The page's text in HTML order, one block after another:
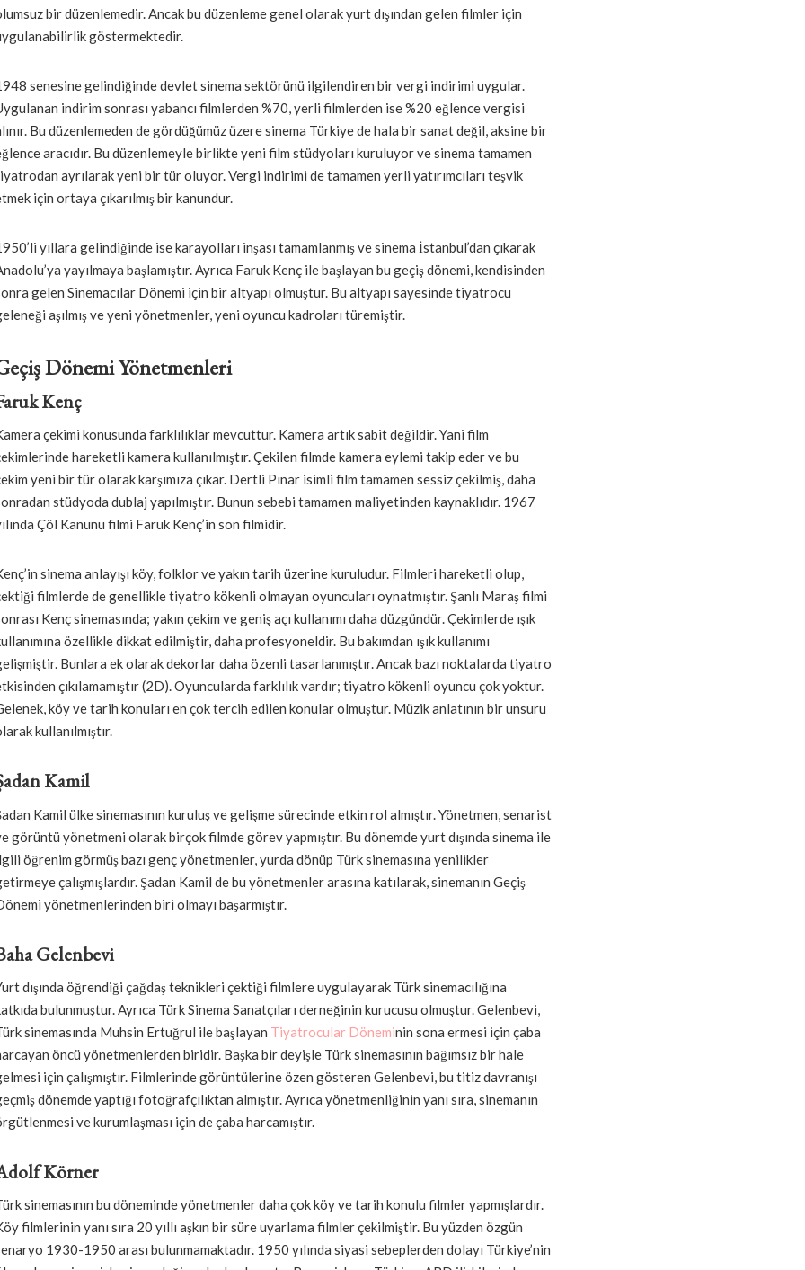
bir düzenlemedir. Ancak bu düzenleme genel olarak yurt dışından gelen filmler için
göstermektedir.
senesine gelindiğinde devlet sinema sektörünü ilgilendiren bir vergi indirimi uygular.
indirim sonrası yabancı filmlerden %70, yerli filmlerden ise %20 eğlence vergisi
Bu düzenlemeden de gördüğümüz üzere sinema Türkiye de hala bir sanat değil, aksine bir
aracıdır. Bu düzenlemeyle birlikte yeni film stüdyoları kuruluyor ve sinema tamamen
ayrılarak yeni bir tür oluyor. Vergi indirimi de tamamen yerli yatırımcıları teşvik
için ortaya çıkarılmış bir kanundur.
yıllara gelindiğinde ise karayolları inşası tamamlanmış ve sinema İstanbul’dan çıkarak
yayılmaya başlamıştır. Ayrıca Faruk Kenç ile başlayan bu geçiş dönemi, kendisinden
gelen Sinemacılar Dönemi için bir altyapı olmuştur. Bu altyapı sayesinde tiyatrocu
aşılmış ve yeni yönetmenler, yeni oyuncu kadroları türemiştir.
Dönemi Yönetmenleri
Kenç
çekimi konusunda farklılıklar mevcuttur. Kamera artık sabit değildir. Yani film
hareketli kamera kullanılmıştır. Çekilen filmde kamera eylemi takip eder ve bu
yeni bir tür olarak karşımıza çıkar. Dertli Pınar isimli film tamamen sessiz çekilmiş, daha
stüdyoda dublaj yapılmıştır. Bunun sebebi tamamen maliyetinden kaynaklıdır. 1967
Çöl Kanunu filmi Faruk Kenç’in son filmidir.
sinema anlayışı köy, folklor ve yakın tarih üzerine kuruludur. Filmleri hareketli olup,
filmlerde de genellikle tiyatro kökenli olmayan oyuncuları oynatmıştır. Şanlı Maraş filmi
Kenç sinemasında; yakın çekim ve geniş açı kullanımı daha düzgündür. Çekimlerde ışık
özellikle dikkat edilmiştir, daha profesyoneldir. Bu bakımdan ışık kullanımı
Bunlara ek olarak dekorlar daha özenli tasarlanmıştır. Ancak bazı noktalarda tiyatro
çıkılamamıştır (2D). Oyuncularda farklılık vardır; tiyatro kökenli oyuncu çok yoktur.
köy ve tarih konuları en çok tercih edilen konular olmuştur. Müzik anlatının bir unsuru
kullanılmıştır.
Kamil
Kamil ülke sinemasının kuruluş ve gelişme sürecinde etkin rol almıştır. Yönetmen, senarist
görüntü yönetmeni olarak birçok filmde görev yapmıştır. Bu dönemde yurt dışında sinema ile
öğrenim görmüş bazı genç yönetmenler, yurda dönüp Türk sinemasına yenilikler
çalışmışlardır. Şadan Kamil de bu yönetmenler arasına katılarak, sinemanın Geçiş
yönetmenlerinden biri olmayı başarmıştır.
Gelenbevi
dışında öğrendiği çağdaş teknikleri çektiği filmlere uygulayarak Türk sinemacılığına
bulunmuştur. Ayrıca Türk Sinema Sanatçıları derneğinin kurucusu olmuştur. Gelenbevi,
sinemasında Muhsin Ertuğrul ile başlayan Tiyatrocular Döneminin sona ermesi için çaba
öncü yönetmenlerden biridir. Başka bir deyişle Türk sinemasının bağımsız bir hale
için çalışmıştır. Filmlerinde görüntülerine özen gösteren Gelenbevi, bu titiz davranışı
dönemde yaptığı fotoğrafçılıktan almıştır. Ayrıca yönetmenliğinin yanı sıra, sinemanın
ve kurumlaşması için de çaba harcamıştır.
Körner
sinemasının bu döneminde yönetmenler daha çok köy ve tarih konulu filmler yapmışlardır.
filmlerinin yanı sıra 20 yıllı aşkın bir süre uyarlama filmler çekilmiştir. Bu yüzden özgün
1930-1950 arası bulunmamaktadır. 1950 yılında siyasi sebeplerden dolayı Türkiye’nin